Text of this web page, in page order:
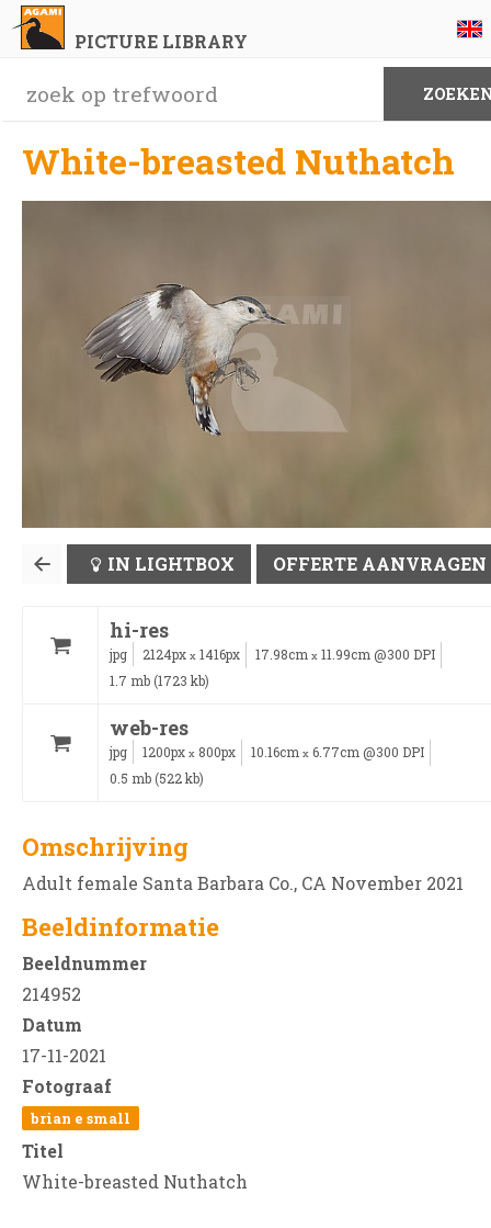
PICTURE LIBRARY
White-breasted Nuthatch
IN LIGHTBOX OFFERTE AANVRAGEN
hi-res
jpg 2124px x 1416px 17.98cm x 11.99cm @300 DPI
1.7 mb (1723 kb)
web-res
jpg 1200px x 800px 10.16cm x 6.77cm @300 DPI
0.5 mb (522 kb)
Omschrijving
Adult female Santa Barbara Co., CA November 2021
Beeldinformatie
Beeldnummer
214952
Datum
17-11-2021
Fotograaf
brian e small
Titel
White-breasted Nuthatch